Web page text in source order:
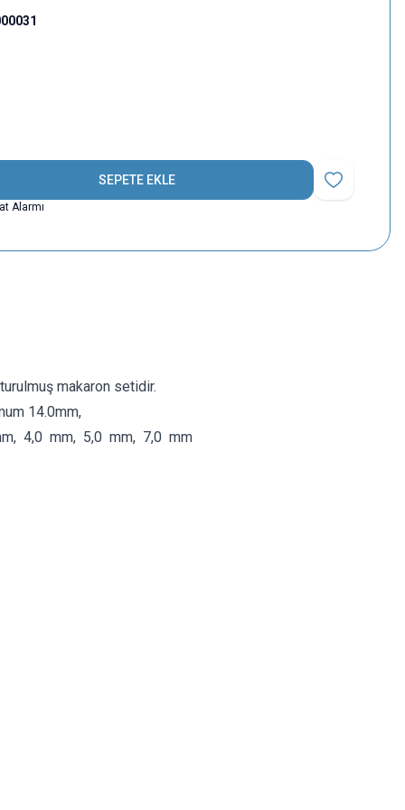
SEPETE EKLE
Favoriye Ekle
Alarmı
makaron setidir.
14.0mm,
4,0 mm, 5,0 mm, 7,0 mm